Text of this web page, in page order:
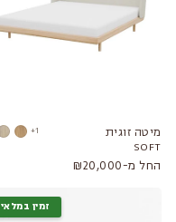
מיטה זוגית
SOFT
1+
החל מ-₪20,000
זמין במלאי